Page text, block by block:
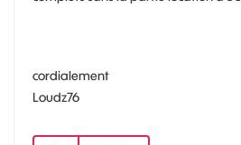
cordialement
Loudz76